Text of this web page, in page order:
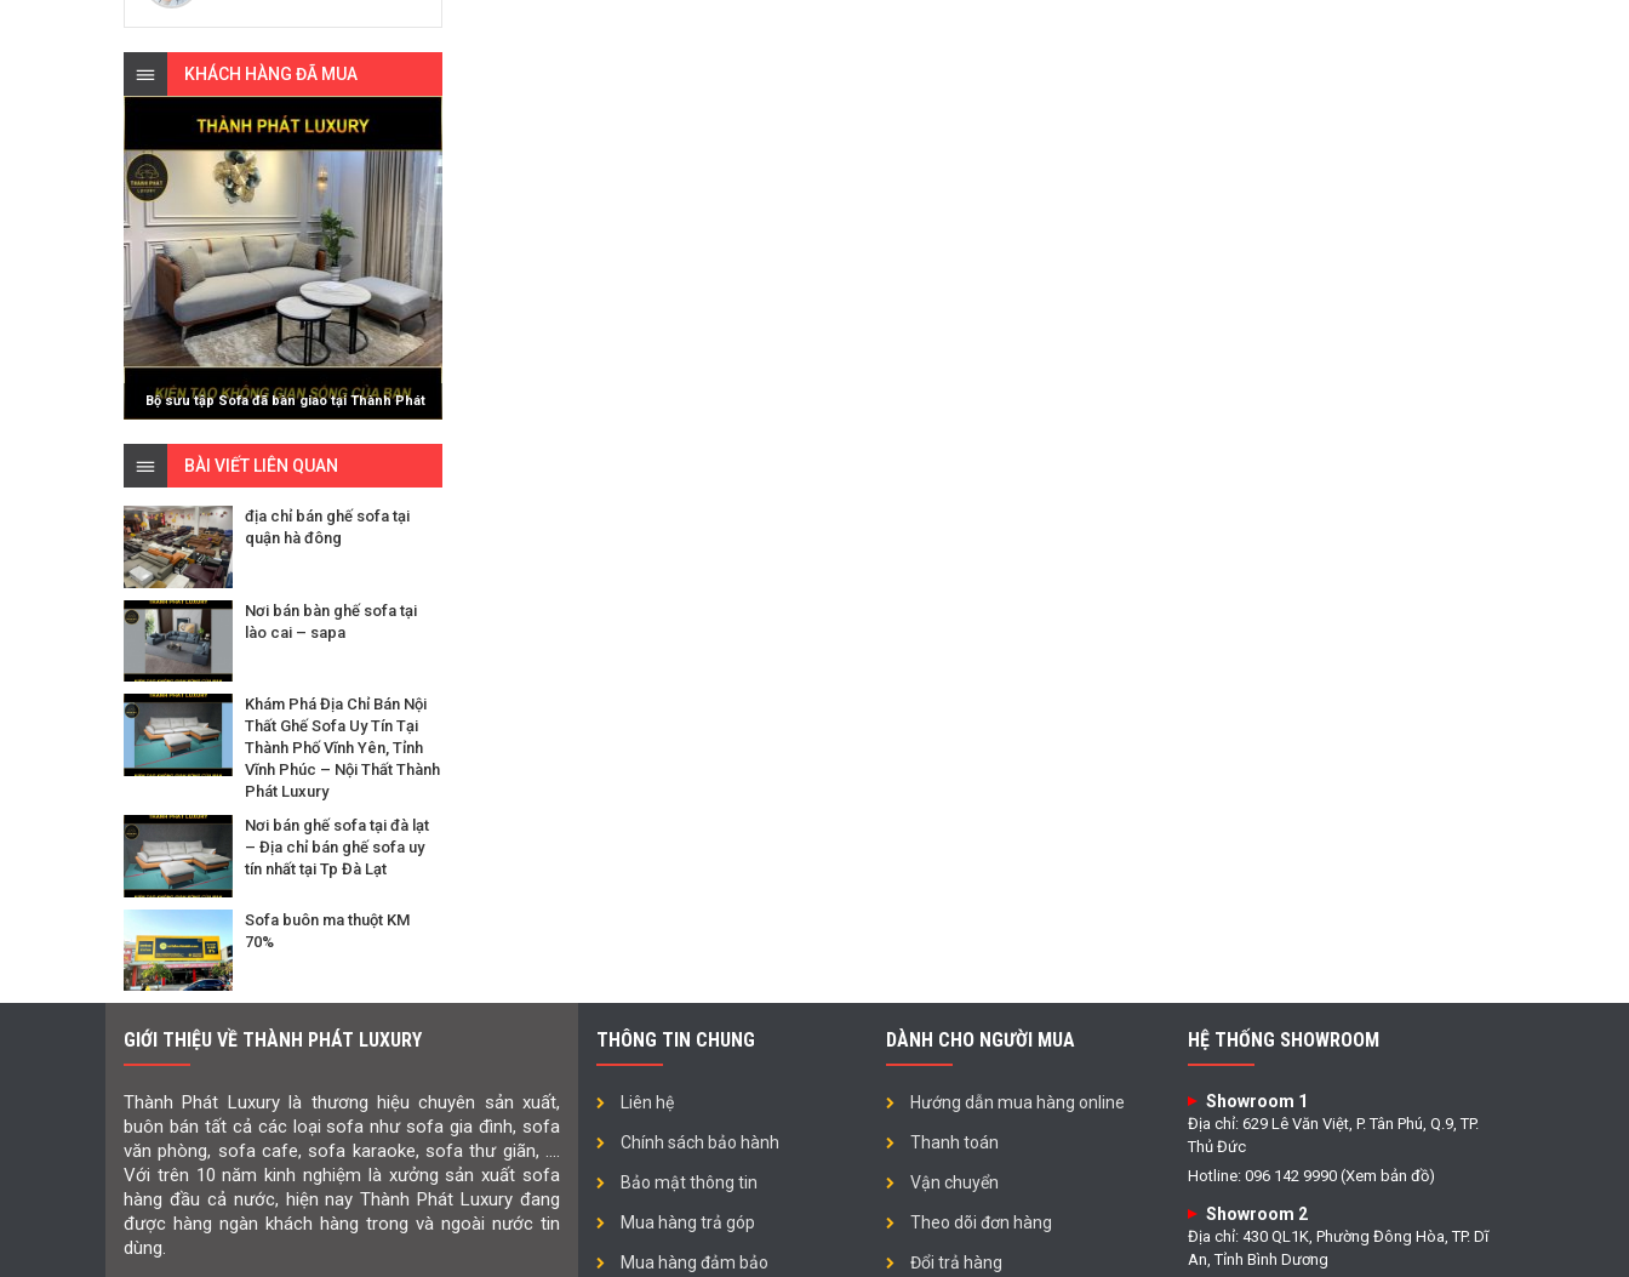
KHÁCH HÀNG ĐÃ MUA
Bộ sưu tập Sofa đã bàn giao tại Thành Phát
BÀI VIẾT LIÊN QUAN
địa chỉ bán ghế sofa tại
quận hà đông
Nơi bán bàn ghế sofa tại
lào cai – sapa
Khám Phá Địa Chỉ Bán Nội
Thất Ghế Sofa Uy Tín Tại
Thành Phố Vĩnh Yên, Tỉnh
Vĩnh Phúc – Nội Thất Thành
Phát Luxury
Nơi bán ghế sofa tại đà lạt
– Địa chỉ bán ghế sofa uy
tín nhất tại Tp Đà Lạt
Sofa buôn ma thuột KM
70%
GIỚI THIỆU VỀ THÀNH PHÁT LUXURY
Thành Phát Luxury là thương hiệu chuyên sản xuất,
buôn bán tất cả các loại sofa như sofa gia đình, sofa
văn phòng, sofa cafe, sofa karaoke, sofa thư giãn, ….
Với trên 10 năm kinh nghiệm là xưởng sản xuất sofa
hàng đầu cả nước, hiện nay Thành Phát Luxury đang
được hàng ngàn khách hàng trong và ngoài nước tin
dùng.
THÔNG TIN CHUNG
Liên hệ
Chính sách bảo hành
Bảo mật thông tin
Mua hàng trả góp
Mua hàng đảm bảo
DÀNH CHO NGƯỜI MUA
Hướng dẫn mua hàng online
Thanh toán
Vận chuyển
Theo dõi đơn hàng
Đổi trả hàng
HỆ THỐNG SHOWROOM
Showroom 1
Địa chỉ: 629 Lê Văn Việt, P. Tân Phú, Q.9, TP.
Thủ Đức
Hotline: 096 142 9990 (Xem bản đồ)
Showroom 2
Địa chỉ: 430 QL1K, Phường Đông Hòa, TP. Dĩ
An, Tỉnh Bình Dương